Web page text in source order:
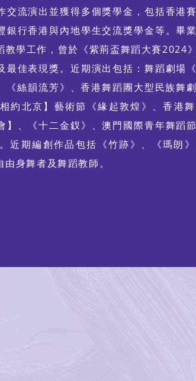
交流演出並獲得多個獎學金，包括香港賽
銀行香港與內地學生交流獎學金等。畢
教學工作，曾於《紫荊盃舞蹈大賽2024
最佳表現獎。近期演出包括：舞蹈劇場《
絲韻流芳》、香港舞蹈團大型民族舞劇
約北京】藝術節《緣起敦煌》、香港
】、《十二金釵》、澳門國際青年舞蹈
近期編創作品包括《竹跡》、《瑪朗
由身舞者及舞蹈教師。